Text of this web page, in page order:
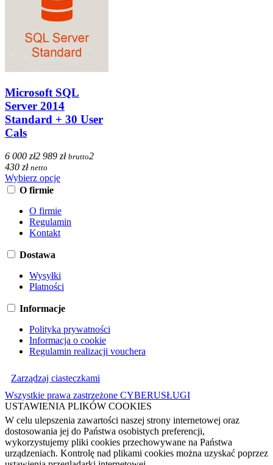
Microsoft SQL
Server 2014
Standard + 30 User
Cals
6 000 zł2 989 zł brutto2
430 zł netto
Wybierz opcje
O firmie
O firmie
Regulamin
Kontakt
Dostawa
Wysyłki
Płatności
Informacje
Polityka prywatności
Informacja o cookie
Regulamin realizacji vouchera
Zarządzaj ciasteczkami
Wszystkie prawa zastrzeżone CYBERUSŁUGI
USTAWIENIA PLIKÓW COOKIES
W celu ulepszenia zawartości naszej strony internetowej oraz
dostosowania jej do Państwa osobistych preferencji,
wykorzystujemy pliki cookies przechowywane na Państwa
urządzeniach. Kontrolę nad plikami cookies można uzyskać poprzez